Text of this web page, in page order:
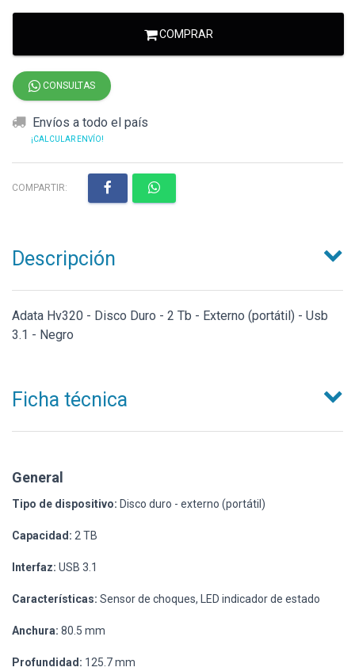
COMPRAR
CONSULTAS
Envíos a todo el país
¡CALCULAR ENVÍO!
COMPARTIR:
Descripción
Adata Hv320 - Disco Duro - 2 Tb - Externo (portátil) - Usb
3.1 - Negro
Ficha técnica
General
Tipo de dispositivo: Disco duro - externo (portátil)
Capacidad: 2 TB
Interfaz: USB 3.1
Características: Sensor de choques, LED indicador de estado
Anchura: 80.5 mm
Profundidad: 125.7 mm